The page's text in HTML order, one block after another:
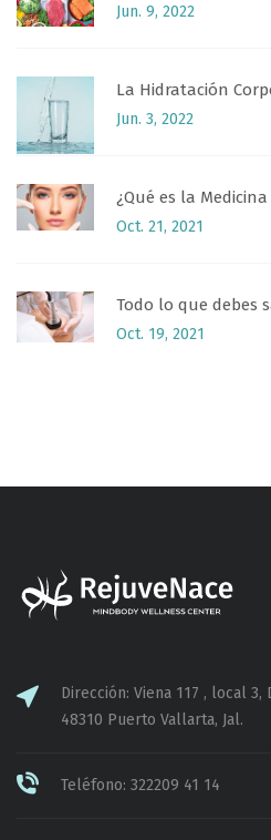
Jun. 9, 2022
La Hidratación
Jun. 3, 2022
¿Qué es la
Oct. 21, 2021
Todo lo que debes
Oct. 19, 2021
Dirección: Viena 117 , local 3,
48310 Puerto Vallarta, Jal.
Teléfono: 322209 41 14